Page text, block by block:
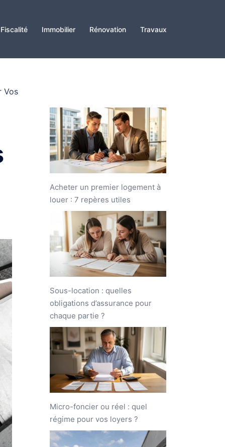
Fiscalité Immobilier Rénovation Travaux
Vos
Acheter un premier logement à
louer : 7 repères utiles
Sous-location : quelles
obligations d’assurance pour
chaque partie ?
Micro-foncier ou réel : quel
régime pour vos loyers ?